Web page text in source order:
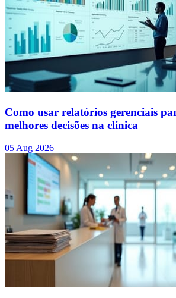
Como usar relatórios gerenciais
melhores decisões na clínica
05 Aug 2026